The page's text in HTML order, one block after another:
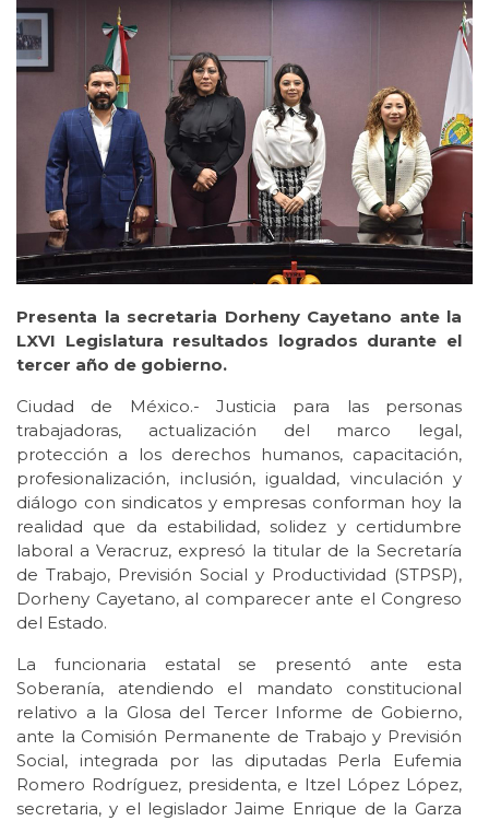
Presenta la secretaria Dorheny Cayetano ante la
LXVI Legislatura resultados logrados durante el
tercer año de gobierno.
Ciudad de México.- Justicia para las personas
trabajadoras, actualización del marco legal,
protección a los derechos humanos, capacitación,
profesionalización, inclusión, igualdad, vinculación y
diálogo con sindicatos y empresas conforman hoy la
realidad que da estabilidad, solidez y certidumbre
laboral a Veracruz, expresó la titular de la Secretaría
de Trabajo, Previsión Social y Productividad (STPSP),
Dorheny Cayetano, al comparecer ante el Congreso
del Estado.
La funcionaria estatal se presentó ante esta
Soberanía, atendiendo el mandato constitucional
relativo a la Glosa del Tercer Informe de Gobierno,
ante la Comisión Permanente de Trabajo y Previsión
Social, integrada por las diputadas Perla Eufemia
Romero Rodríguez, presidenta, e Itzel López López,
secretaria, y el legislador Jaime Enrique de la Garza